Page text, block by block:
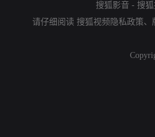
搜狐影音 - 搜
请仔细阅读 搜狐视频隐私政策、